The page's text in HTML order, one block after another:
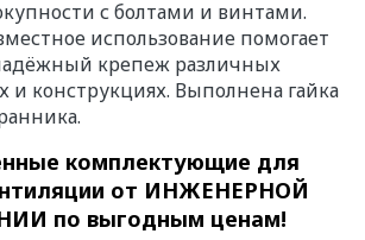
с болтами и винтами.
использование помогает
крепеж различных
и конструкциях. Выполнена гайка
комплектующие для
от ИНЖЕНЕРНОЙ
по выгодным ценам!